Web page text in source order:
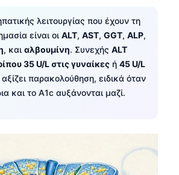
λειτουργίας που έχουν τη
είναι οι ALT, AST, GGT, ALP,
, και αλβουμίνη. Συνεχής ALT
35 U/L στις γυναίκες ή 45 U/L
αξίζει παρακολούθηση, ειδικά όταν
και το A1c αυξάνονται μαζί.